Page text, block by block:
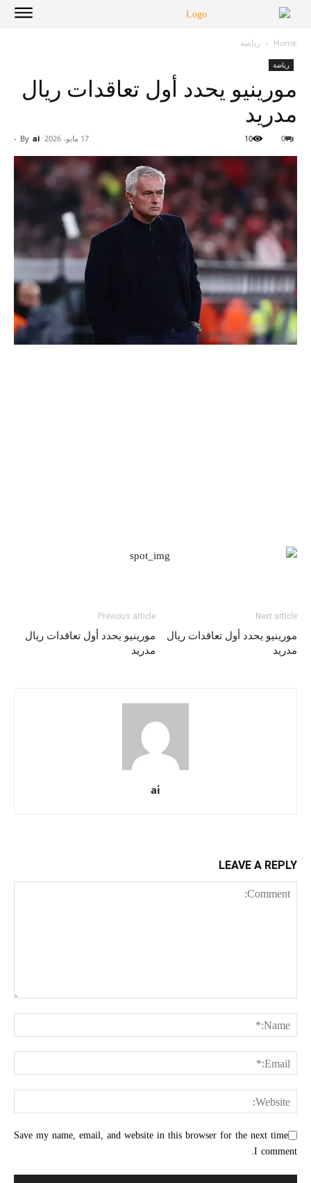
Home رياضة
رياضة
مورينيو يحدد أول تعاقدات ريال
مدريد
By ai
- 17 مايو، 2026 0
10
Previous article
مورينيو يحدد أول تعاقدات ريال
مدريد
Next article
مورينيو يحدد أول تعاقدات ريال
مدريد
ai
LEAVE A REPLY
Save my name, email, and website in this browser for the next time
I comment.